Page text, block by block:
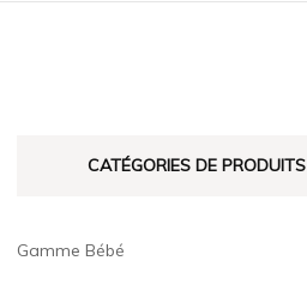
CATÉGORIES DE PRODUITS
Gamme Bébé